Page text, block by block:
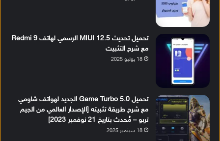
تحميل تحديث MIUI 12.5 الرسمي لهاتف Redmi 9
مع شرح التثبيت
18 يوليو 2025
تحميل Game Turbo 5.0 الجديد لهواتف شاومي
مع شرح طريقة تثبيته [الإصدار العالمي من الجيم
تربو – مُحدث بتاريخ 21 نوفمبر 2023]
18 سبتمبر 2025